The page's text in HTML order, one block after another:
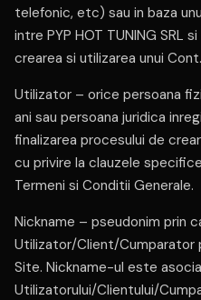
telefonic, etc) sau in baza
intre PYP HOT TUNING SRL
crearea si utilizarea unui Cont.
Utilizator – orice persoana
ani sau persoana juridica
finalizarea procesului de
cu privire la clauzele
Termeni si Conditii Generale.
Nickname – pseudonim prin
Utilizator/Client/Cumparator
Site. Nickname-ul este
Utilizatorului/Clientului/